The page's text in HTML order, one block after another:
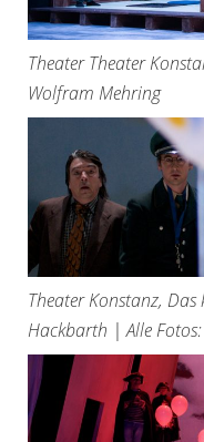
Theater Theater
Wolfram Mehring
Theater Konstanz, Das
Hackbarth | Alle